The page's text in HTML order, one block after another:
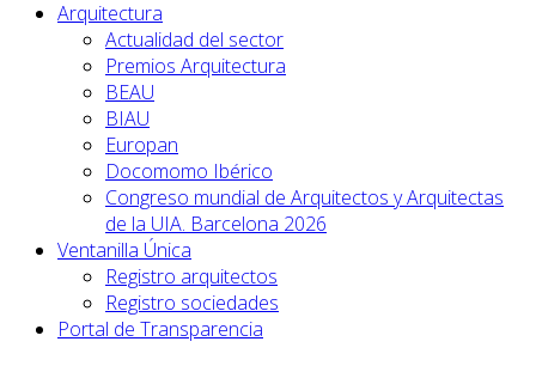
Arquitectura
Actualidad del sector
Premios Arquitectura
BEAU
BIAU
Europan
Docomomo Ibérico
Congreso mundial de Arquitectos y Arquitectas
de la UIA. Barcelona 2026
Ventanilla Única
Registro arquitectos
Registro sociedades
Portal de Transparencia